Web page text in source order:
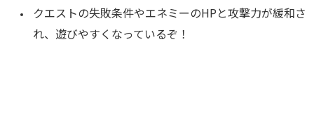
クエストの失敗条件やエネミーのHPと攻撃力が緩和さ
れ、遊びやすくなっているぞ！